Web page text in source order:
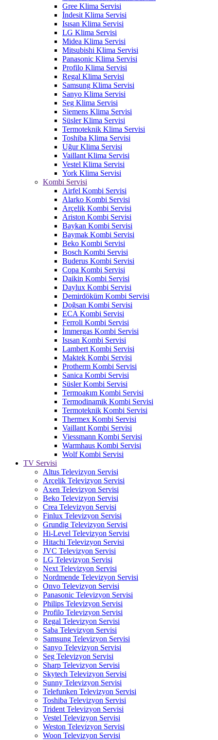
Gree Klima Servisi
İndesit Klima Servisi
Isısan Klima Servisi
LG Klima Servisi
Midea Klima Servisi
Mitsubishi Klima Servisi
Panasonic Klima Servisi
Profilo Klima Servisi
Regal Klima Servisi
Samsung Klima Servisi
Sanyo Klima Servisi
Seg Klima Servisi
Siemens Klima Servisi
Süsler Klima Servisi
Termoteknik Klima Servisi
Toshiba Klima Servisi
Uğur Klima Servisi
Vaillant Klima Servisi
Vestel Klima Servisi
York Klima Servisi
Kombi Servisi
Airfel Kombi Servisi
Alarko Kombi Servisi
Arçelik Kombi Servisi
Ariston Kombi Servisi
Baykan Kombi Servisi
Baymak Kombi Servisi
Beko Kombi Servisi
Bosch Kombi Servisi
Buderus Kombi Servisi
Copa Kombi Servisi
Daikin Kombi Servisi
Daylux Kombi Servisi
Demirdöküm Kombi Servisi
Doğsan Kombi Servisi
ECA Kombi Servisi
Ferroli Kombi Servisi
İmmergas Kombi Servisi
Isısan Kombi Servisi
Lambert Kombi Servisi
Maktek Kombi Servisi
Protherm Kombi Servisi
Sanica Kombi Servisi
Süsler Kombi Servisi
Termoakım Kombi Servisi
Termodinamik Kombi Servisi
Termoteknik Kombi Servisi
Thermex Kombi Servisi
Vaillant Kombi Servisi
Viessmann Kombi Servisi
Warmhaus Kombi Servisi
Wolf Kombi Servisi
TV Servisi
Altus Televizyon Servisi
Arçelik Televizyon Servisi
Axen Televizyon Servisi
Beko Televizyon Servisi
Crea Televizyon Servisi
Finlux Televizyon Servisi
Grundig Televizyon Servisi
Hi-Level Televizyon Servisi
Hitachi Televizyon Servisi
JVC Televizyon Servisi
LG Televizyon Servisi
Next Televizyon Servisi
Nordmende Televizyon Servisi
Onvo Televizyon Servisi
Panasonic Televizyon Servisi
Philips Televizyon Servisi
Profilo Televizyon Servisi
Regal Televizyon Servisi
Saba Televizyon Servisi
Samsung Televizyon Servisi
Sanyo Televizyon Servisi
Seg Televizyon Servisi
Sharp Televizyon Servisi
Skytech Televizyon Servisi
Sunny Televizyon Servisi
Telefunken Televizyon Servisi
Toshiba Televizyon Servisi
Trident Televizyon Servisi
Vestel Televizyon Servisi
Weston Televizyon Servisi
Woon Televizyon Servisi